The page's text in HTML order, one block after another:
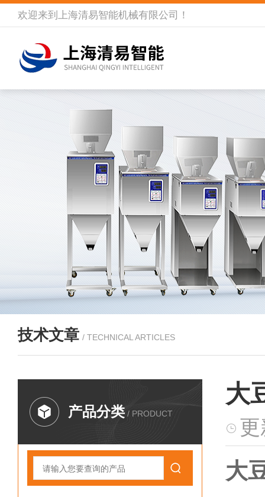
欢迎来到 上海清易智能机械有限公司 ！
技术文章 / TECHNICAL ARTICLES
产品分类 / PRODUCT
大
大